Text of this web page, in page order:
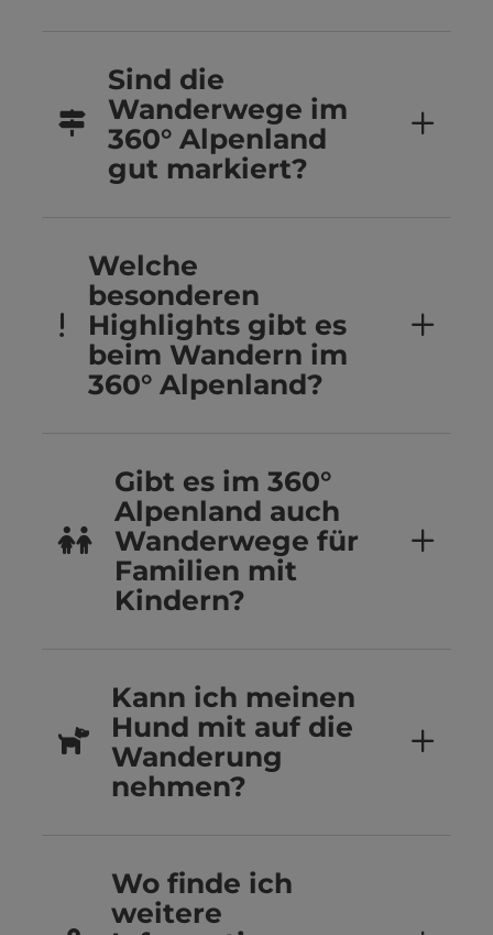
Sind die
Wanderwege im
360° Alpenland
gut markiert?
Welche
besonderen
Highlights gibt es
beim Wandern im
360° Alpenland?
Gibt es im 360°
Alpenland auch
Wanderwege für
Familien mit
Kindern?
Kann ich meinen
Hund mit auf die
Wanderung
nehmen?
Wo finde ich
weitere